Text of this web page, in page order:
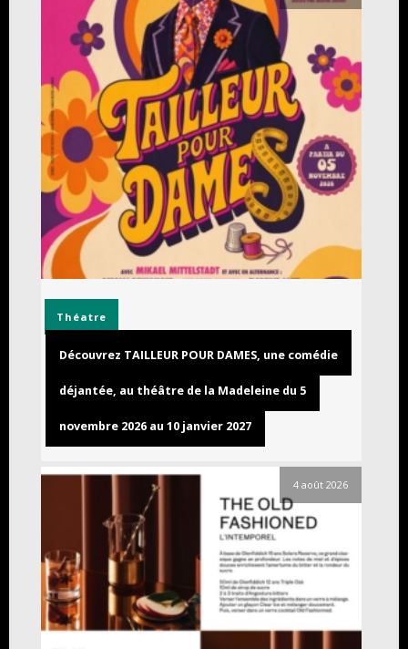
Théatre
Découvrez TAILLEUR POUR DAMES, une comédie
déjantée, au théâtre de la Madeleine du 5
novembre 2026 au 10 janvier 2027
4 août 2026